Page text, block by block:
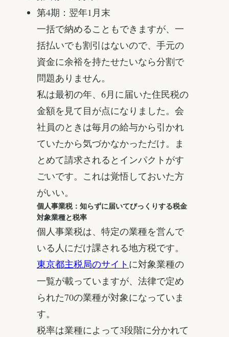
第4期：翌年1月末
一括で納めることもできますが、一
括払いでも割引はないので、手元の
資金に余裕を持たせたいなら分割で
問題ありません。
私は最初の年、6月に届いた住民税の
金額を見て目が点になりました。会
社員のときは毎月の給与から引かれ
ていたから気づかなかっただけ。ま
とめて請求されるとインパクトがす
ごいです。これは覚悟しておいた方
がいい。
個人事業税：知らずに届いてびっくりする税金
対象業種と税率
個人事業税は、特定の業種を営んで
いる人にだけ課される地方税です。
東京都主税局のサイト に対象業種の
一覧が載っていますが、法律で定め
られた70の業種が対象になっていま
す。
税率は業種によって3段階に分かれて